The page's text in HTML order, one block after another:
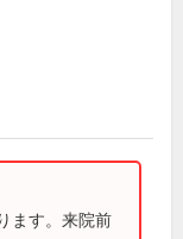
ます。来院前